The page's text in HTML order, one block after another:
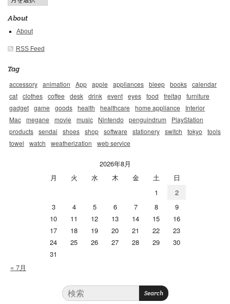
About
About
RSS Feed
Tag
accessory animation App apple appliances bleep books calendar
cat clothes coffee desk drink event eyes food freitag
furniture
gadget game goods health healthcare home appliance
Interior
Mac megane movie music Nintendo penguindrum
PlayStation
products sendai shoes shop software stationery switch tokyo
tools
towel
watch weatherization web service
2026年8月
月
火 水 木 金 土
日
1
2
3
4 5 6 7 8
9
10
11 12 13 14 15
16
17
18 19 20 21 22
23
24
25 26 27 28 29
30
31
« 7月